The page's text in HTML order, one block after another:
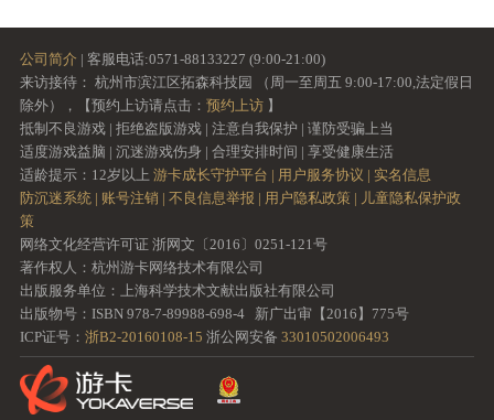
公司简介 | 客服电话:0571-88133227 (9:00-21:00)
来访接待： 杭州市滨江区拓森科技园 （周一至周五 9:00-17:00,法定假日
除外），【预约上访请点击： 预约上访】
抵制不良游戏 | 拒绝盗版游戏 | 注意自我保护 | 谨防受骗上当
适度游戏益脑 | 沉迷游戏伤身 | 合理安排时间 | 享受健康生活
适龄提示：12岁以上 游卡成长守护平台 | 用户服务协议 | 实名信息
防沉迷系统 | 账号注销 | 不良信息举报 | 用户隐私政策 | 儿童隐私保护政
策
网络文化经营许可证 浙网文〔2016〕0251-121号
著作权人：杭州游卡网络技术有限公司
出版服务单位：上海科学技术文献出版社有限公司
出版物号：ISBN 978-7-89988-698-4 新广出审【2016】775号
ICP证号： 浙B2-20160108-15 浙公网安备 33010502006493